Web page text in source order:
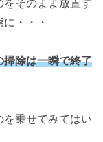
そのまま放置す
・・・
掃除は一瞬で終了
を乗せてみてはい